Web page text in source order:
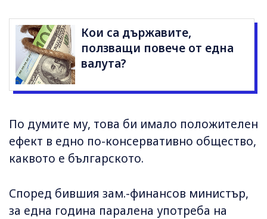
Кои са държавите,
ползващи повече от една
валута?
По думите му, това би имало положителен
ефект в едно по-консервативно общество,
каквото е българското.
Според бившия зам.-финансов министър,
за една година паралена употреба на